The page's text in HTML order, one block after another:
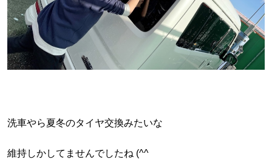
洗車やら夏冬のタイヤ交換みたいな
維持しかしてませんでしたね (^^ゞ